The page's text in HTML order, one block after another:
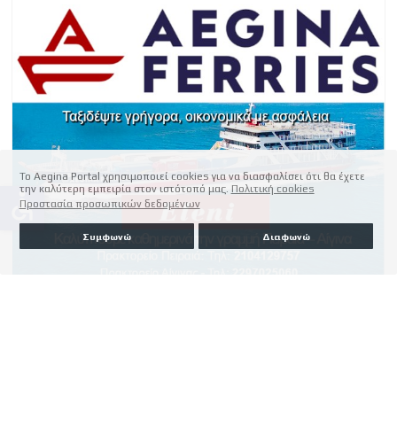
Το Aegina Portal χρησιμοποιεί cookies για να διασφαλίσει ότι θα έχετε
την καλύτερη εμπειρία στον ιστότοπό μας. Πολιτική cookies
Προστασία προσωπικών δεδομένων
Συμφωνώ Διαφωνώ
accessible